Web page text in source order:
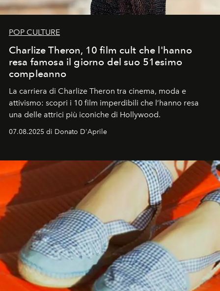
POP CULTURE
Charlize Theron, 10 film cult che l'hanno
resa famosa il giorno del suo 51esimo
compleanno
La carriera di Charlize Theron tra cinema, moda e
attivismo: scopri i 10 film imperdibili che l’hanno resa
una delle attrici più iconiche di Hollywood.
07.08.2025 di Donato D'Aprile